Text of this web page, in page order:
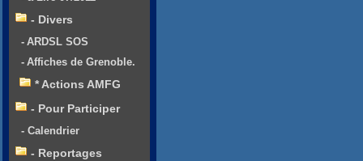
- Divers
- ARDSL SOS
- Affiches de Grenoble.
* Actions AMFG
- Pour Participer
- Calendrier
- Reportages